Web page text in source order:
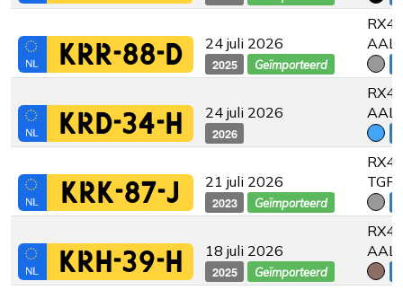
KRR-88-D 24 juli 2026
2025 Geïmporteerd
KRD-34-H 24 juli 2026
2026
KRK-87-J 21 juli 2026
2023 Geïmporteerd
KRH-39-H 18 juli 2026
2025 Geïmporteerd